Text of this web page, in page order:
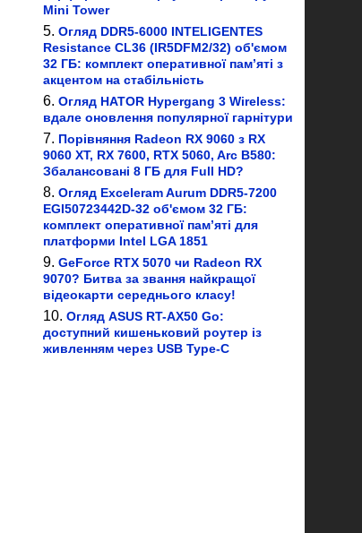
Mini Tower
Огляд DDR5-6000 INTELIGENTES
Resistance CL36 (IR5DFM2/32) об'ємом
32 ГБ: комплект оперативної пам’яті з
акцентом на стабільність
Огляд HATOR Hypergang 3 Wireless:
вдале оновлення популярної гарнітури
Порівняння Radeon RX 9060 з RX
9060 XT, RX 7600, RTX 5060, Arc B580:
Збалансовані 8 ГБ для Full HD?
Огляд Exceleram Aurum DDR5-7200
EGI50723442D-32 об'ємом 32 ГБ:
комплект оперативної пам’яті для
платформи Intel LGA 1851
GeForce RTX 5070 чи Radeon RX
9070? Битва за звання найкращої
відеокарти середнього класу!
Огляд ASUS RT-AX50 Go:
доступний кишеньковий роутер із
живленням через USB Type-C